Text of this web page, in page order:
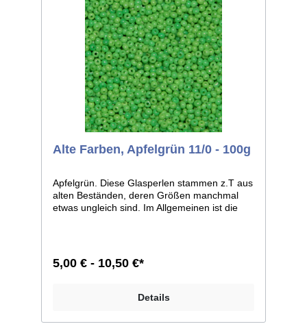
Alte Farben, Apfelgrün 11/0 - 100g
Apfelgrün. Diese Glasperlen stammen z.T aus
alten Beständen, deren Größen manchmal
etwas ungleich sind. Im Allgemeinen ist die
zusammen verarbeiten. Größe 11/0 entspricht
ca. 2,1mm im Durchmesser; Größe 12/0
Liefereinheit: 100g./250g.
5,00 € - 10,50 €*
Details